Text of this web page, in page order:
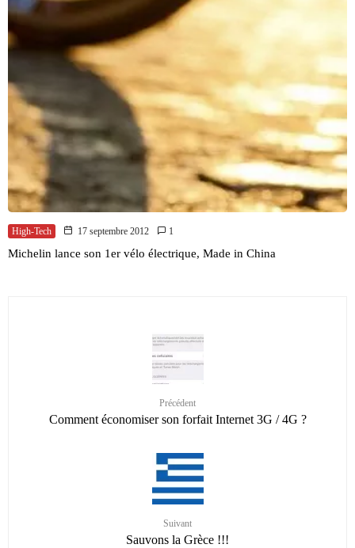
High-Tech 17 septembre 2012 1
Michelin lance son 1er vélo électrique, Made in China
Précédent
Comment économiser son forfait Internet 3G / 4G ?
Suivant
Sauvons la Grèce !!!